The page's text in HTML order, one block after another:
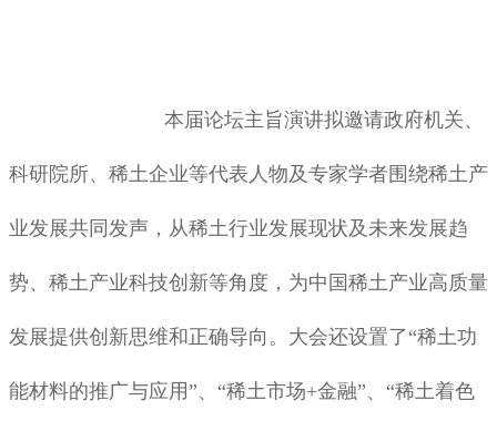
本届论坛主旨演讲拟邀请政府机关、
科研院所、稀土企业等代表人物及专家学者围绕稀土产
业发展共同发声，从稀土行业发展现状及未来发展趋
势、稀土产业科技创新等角度，为中国稀土产业高质量
发展提供创新思维和正确导向。大会还设置了“稀土功
能材料的推广与应用”、“稀土市场+金融”、“稀土着色